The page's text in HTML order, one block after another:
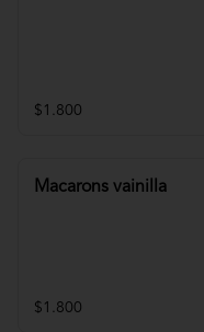
$1.800
Macarons vainilla
$1.800